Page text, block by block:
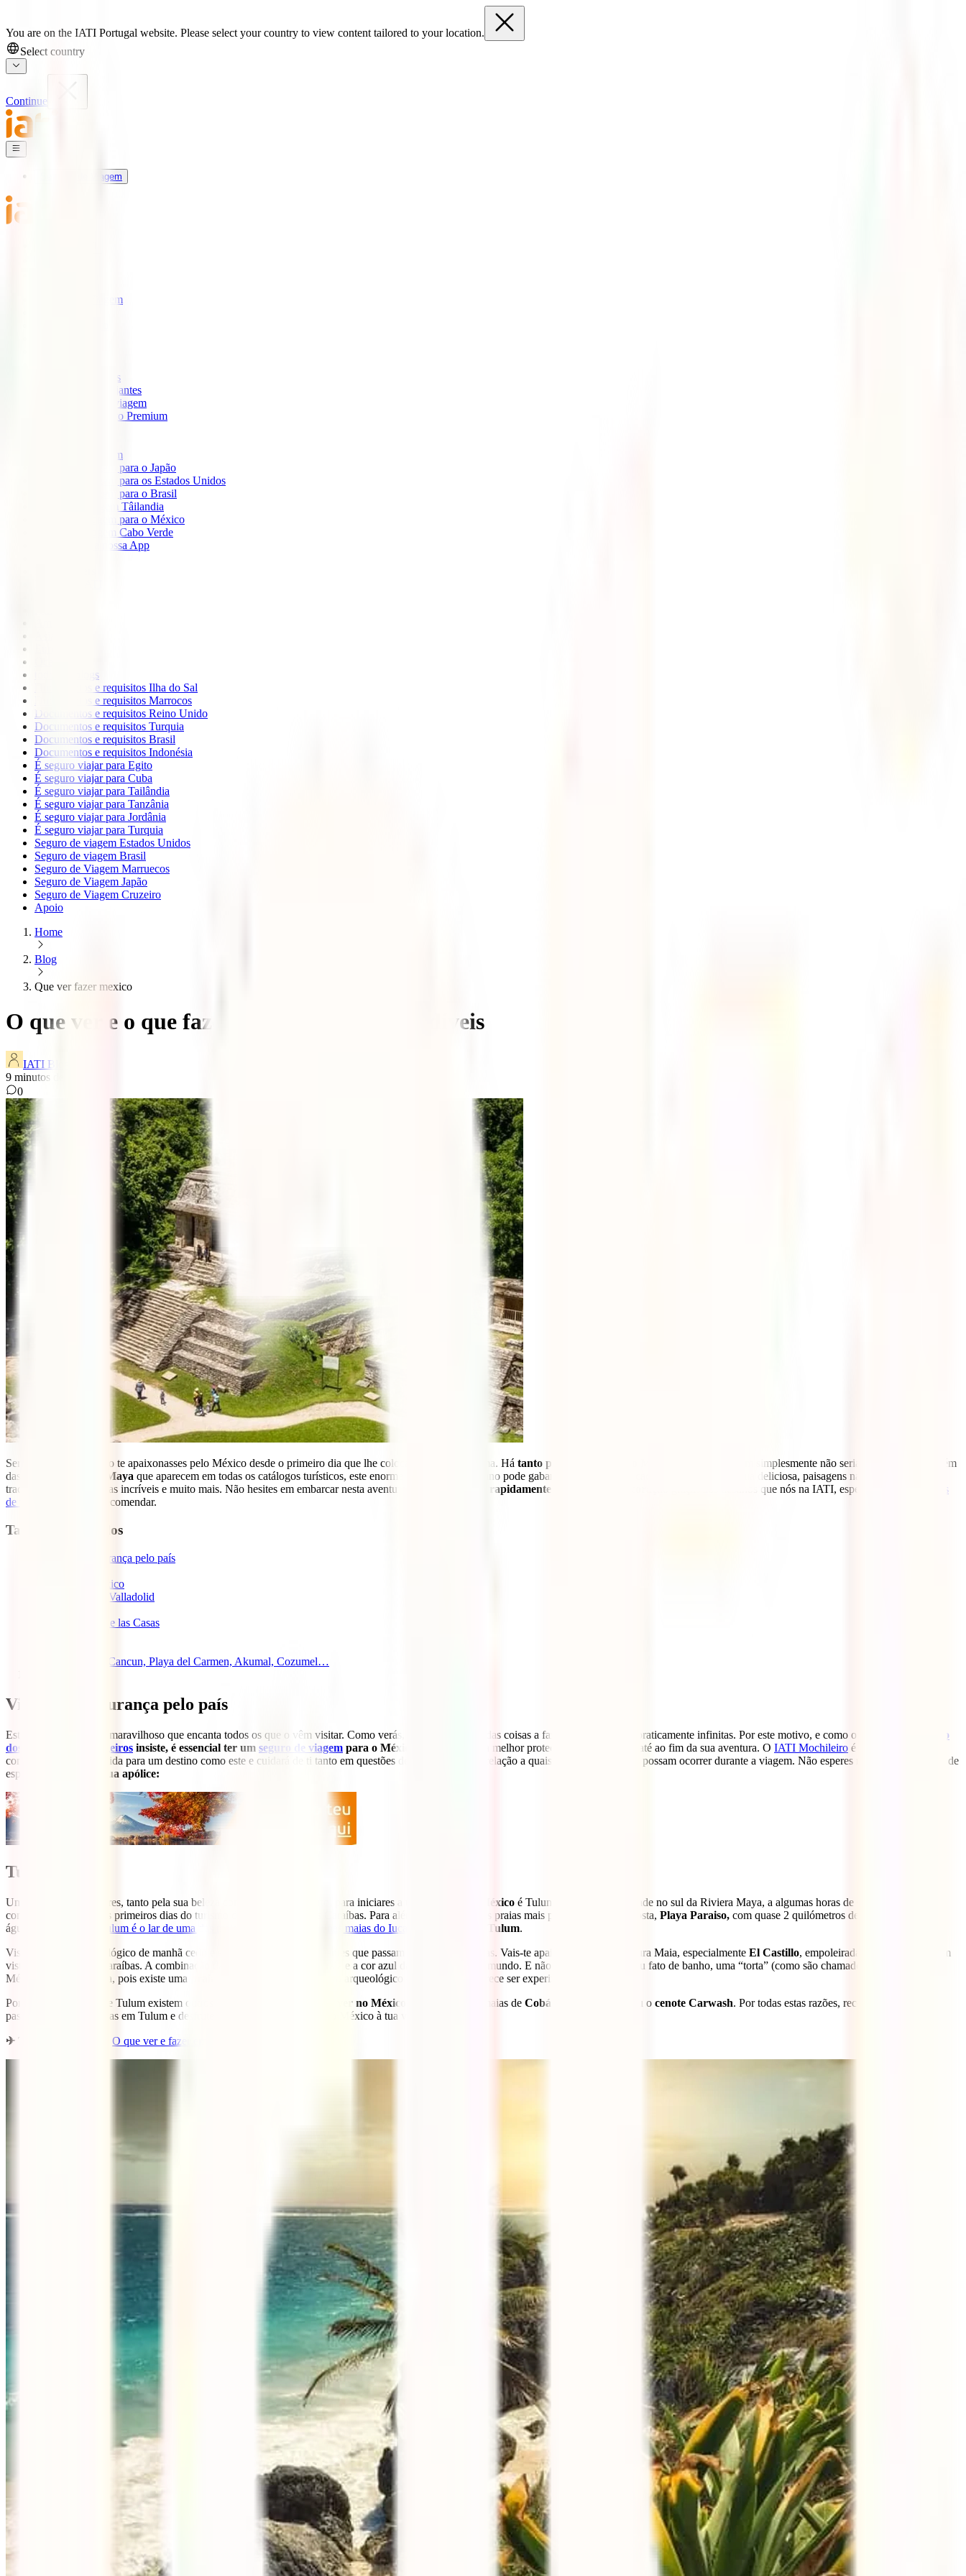
You are on the IATI Portugal website. Please select your country to view content tailored to your location.
Select country
Continue
Seguros de Viagem
Seguros de Viagem
IATI Escapadinhas
IATI Grandes Viajantes
IATI Anual Multiviagem
IATI Cancelamento Premium
Seguros de Viagem
Seguro de viagem para o Japão
Seguro de viagem para os Estados Unidos
Seguro de viagem para o Brasil
Seguro de Viagem Tâilandia
Seguro de viagem para o México
Seguro de viagem Cabo Verde
Descarregue a nossa App
todos os blogs
Documentos e requisitos Ilha do Sal
Documentos e requisitos Marrocos
Documentos e requisitos Reino Unido
Documentos e requisitos Turquia
Documentos e requisitos Brasil
Documentos e requisitos Indonésia
É seguro viajar para Egito
É seguro viajar para Cuba
É seguro viajar para Tailândia
É seguro viajar para Tanzânia
É seguro viajar para Jordânia
É seguro viajar para Turquia
Seguro de viagem Estados Unidos
Seguro de viagem Brasil
Seguro de Viagem Marruecos
Seguro de Viagem Japão
Seguro de Viagem Cruzeiro
Apoio
Home
Blog
Que ver fazer mexico
O que ver e o que fazer no México: 9 imperdíveis
IATI Blog
9 minutos de leitura
0
Seria um milagre se não te apaixonasses pelo México desde o primeiro dia que lhe colocas os olhos em cima. Há tanto para ver e fazer no México
que uma viagem simplesmente não seria suficiente. Para além
das praias da
Riviera Maya que aparecem em todas os catálogos turísticos, este enorme país norte-americano pode gabar-se de história em cada esquina, gastronomia deliciosa, paisagens naturais incríveis,
tradições únicas, pessoas incríveis e muito mais. Não hesites em embarcar nesta aventura, o
México ficará rapidamente gravado no teu coração graças aos destinos que nós na IATI, especialistas em
seguros
de viagem
, te vamos recomendar.
Tabla de contenidos
Viajar em segurança pelo país
Cidade do México
Chichén Itzá e Valladolid
San Cristobal de las Casas
Riviera Maya: Cancun, Playa del Carmen, Akumal, Cozumel…
Viajar em segurança pelo país
Este país é um destino maravilhoso que encanta todos os que o vêm visitar. Como verás, as possibilidades das coisas a fazer no México são praticamente infinitas. Por este motivo, e como o
Ministério
dos Negócios Estrangeiros insiste, é essencial ter um seguro de viagem para o México que te garanta a melhor protecção desde o início até ao fim da sua aventura. O IATI Mochileiro é uma política
completamente concebida para um destino como este e cuidará de ti tanto em questões de saúde como em relação a quaisquer incidentes que possam ocorrer durante a viagem. Não esperes mais, viaja com paz de
espírito e
obtém já a tua apólice:
Tulum
Um dos melhores lugares, tanto pela sua beleza como pelo seu conforto, para iniciares a tua rota para o México é Tulum. Esta pequena cidade no sul da Riviera Maya, a algumas horas de Cancun, ainda
conserva o encanto dos primeiros dias do turismo de praia no Mar das Caraíbas. Para além de teres uma das praias mais paradisíacas desta costa, Playa Paraiso, com quase 2 quilómetros de areia banhada por
águas transparentes,
Tulum é o lar de uma das mais impressionantes ruínas maias do Iucatão ruínas de Tulum.
Visita o recinto arqueológico de manhã cedo e evita os milhares de viajantes que passam por lá todos os dias. Vais-te apaixonar pela arquitetura Maia, especialmente El Castillo, empoleirada num penhasco com
vista para o Mar das Caraíbas. A combinação da estrutura, a pequena praia e a cor azul da água é única no mundo. E não acaba aí! Leva o teu fato de banho, uma “torta” (como são chamados os aperitivos no
México) e alguma água, pois existe uma
no complexo arqueológico de Tulum que merece ser experimentada.
Por outro lado, perto de Tulum existem outros lugares interessantes
para ver no México , como as ruínas maias de Cobá ou o cenote Carwash. Por todas estas razões, recomendamos-te que
passes pelo menos 3 dias em Tulum e desfrutes deste pequeno recanto do México à tua vontade.
✈ Talvez te interesse: O que ver e fazer em Cancun